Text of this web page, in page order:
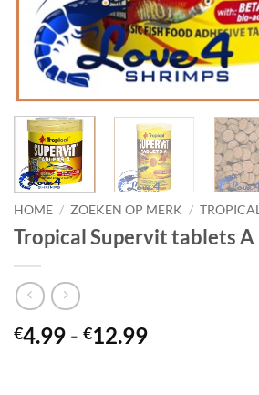
HOME / ZOEKEN OP MERK / TROPICAL
Tropical Supervit tablets A
€4.99 - €12.99Prijsklasse: